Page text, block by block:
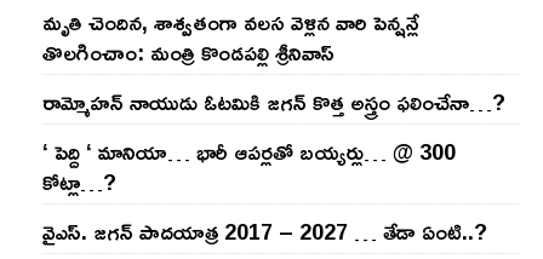
మృతి చెందిన, శాశ్వతంగా వలస వెళ్లిన వారి పెన్ష‌న్లే
తొల‌గించాం: మంత్రి కొండపల్లి శ్రీనివాస్
రామ్మోహ‌న్ నాయుడు ఓట‌మికి జ‌గ‌న్ కొత్త అస్త్రం ఫ‌లించేనా…?
‘ పెద్ది ‘ మానియా… భారీ ఆప‌ర్ల‌తో బ‌య్య‌ర్లు… @ 300
కోట్లా…?
వైఎస్‌. జ‌గ‌న్ పాద‌యాత్ర 2017 – 2027 … తేడా ఏంటి..?